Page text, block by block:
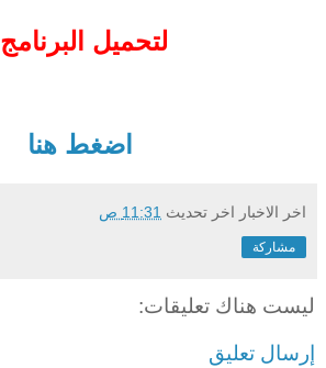
لتحميل البرنامج
اضغط هنا
اخر الاخبار اخر تحديث 11:31 ص
مشاركة
ليست هناك تعليقات:
إرسال تعليق